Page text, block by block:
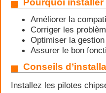
Pourquoi
Améliorer la
Corriger les
Optimiser la
Assurer le bon
Conseils
Installez les pilotes